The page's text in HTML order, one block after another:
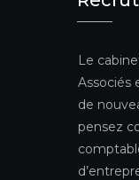
Le
Associés
de
pensez